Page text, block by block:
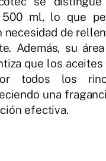
500 ml, lo que
necesidad de
Además, su
que los
todos los
una
efectiva.